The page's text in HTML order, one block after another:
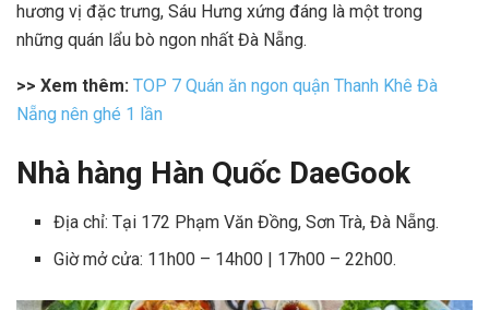
hương vị đặc trưng, Sáu Hưng xứng đáng là một trong
những quán lẩu bò ngon nhất Đà Nẵng.
>> Xem thêm: TOP 7 Quán ăn ngon quận Thanh Khê Đà
Nẵng nên ghé 1 lần
Nhà hàng Hàn Quốc DaeGook
Địa chỉ: Tại 172 Phạm Văn Đồng, Sơn Trà, Đà Nẵng.
Giờ mở cửa: 11h00 – 14h00 | 17h00 – 22h00.